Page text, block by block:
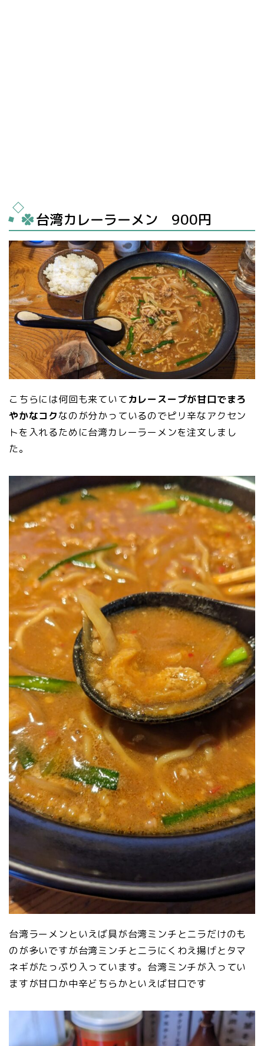
台湾カレーラーメン 900円
こちらには何回も来ていてカレースープが甘口でまろ
やかなコクなのが分かっているのでピリ辛なアクセン
トを入れるために台湾カレーラーメンを注文しまし
た。
台湾ラーメンといえば具が台湾ミンチとニラだけのも
のが多いですが台湾ミンチとニラにくわえ揚げとタマ
ネギがたっぷり入っています。台湾ミンチが入ってい
ますが甘口か中辛どちらかといえば甘口です